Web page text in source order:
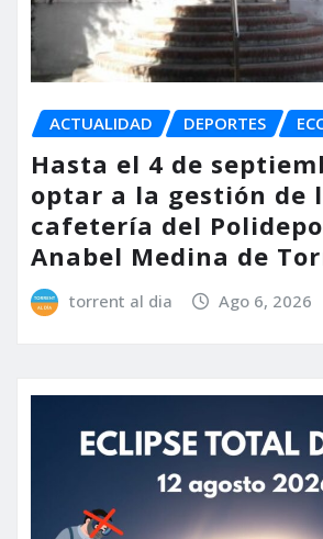
ACTUALIDAD DEPORTES
Hasta el 4 de
optar a la gestión de
cafetería del
Anabel Medina de
torrent al dia Ago 6, 2026